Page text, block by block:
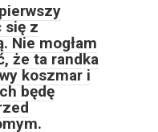
się z
Nie mogłam
że ta randka
koszmar i
będę